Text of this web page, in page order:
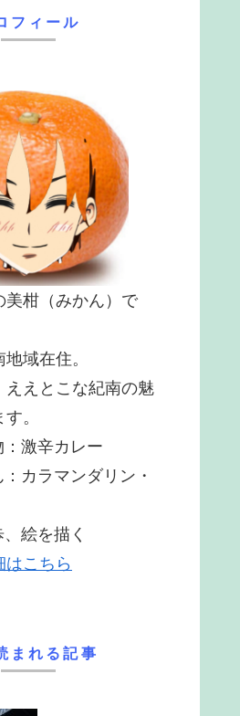
フィール
美柑（みかん）で
域在住。
ええとこな紀南の魅
。
激辛カレー
カラマンダリン・
絵を描く
はこちら
まれる記事